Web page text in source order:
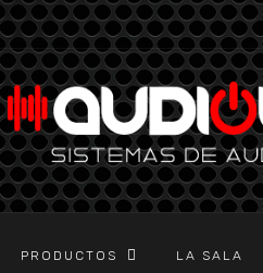
PRODUCTOS LA SALA